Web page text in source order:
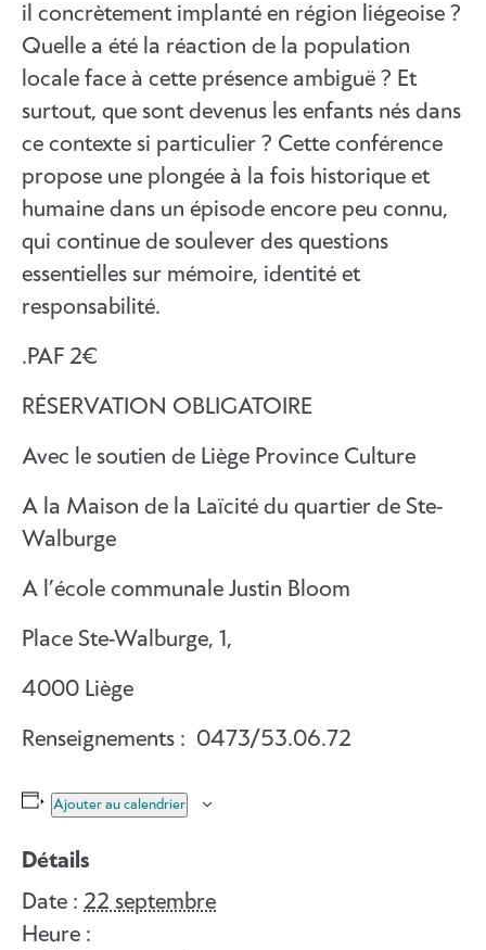
il concrètement implanté en région liégeoise ?
Quelle a été la réaction de la population
locale face à cette présence ambiguë ? Et
surtout, que sont devenus les enfants nés dans
ce contexte si particulier ? Cette conférence
propose une plongée à la fois historique et
humaine dans un épisode encore peu connu,
qui continue de soulever des questions
essentielles sur mémoire, identité et
responsabilité.
.PAF 2€
RÉSERVATION OBLIGATOIRE
Avec le soutien de Liège Province Culture
A la Maison de la Laïcité du quartier de Ste-
Walburge
A l’école communale Justin Bloom
Place Ste-Walburge, 1,
4000 Liège
Renseignements : 0473/53.06.72
Ajouter au calendrier
Détails
Date : 22 septembre
Heure :